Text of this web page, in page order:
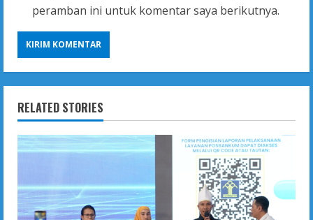
peramban ini untuk komentar saya berikutnya.
RELATED STORIES